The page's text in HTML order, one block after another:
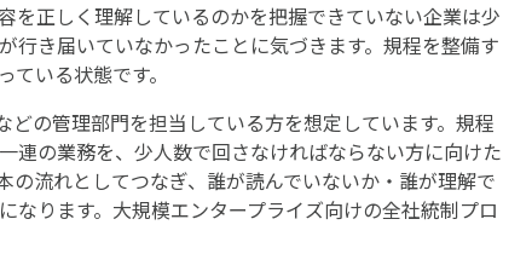
を正しく理解しているのかを把握できていない企業は少
行き届いていなかったことに気づきます。規程を整備す
いる状態です。
の管理部門を担当している方を想定しています。規程
連の業務を、少人数で回さなければならない方に向けた
流れとしてつなぎ、誰が読んでいないか・誰が理解で
ります。大規模エンタープライズ向けの全社統制プロ